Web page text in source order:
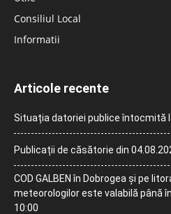
Consiliul Local
Informatii
Articole recente
Situația datoriei publice întocmită
Publicații de căsătorie din
COD GALBEN în Dobrogea și pe
meteorologilor este valabilă până
10:00